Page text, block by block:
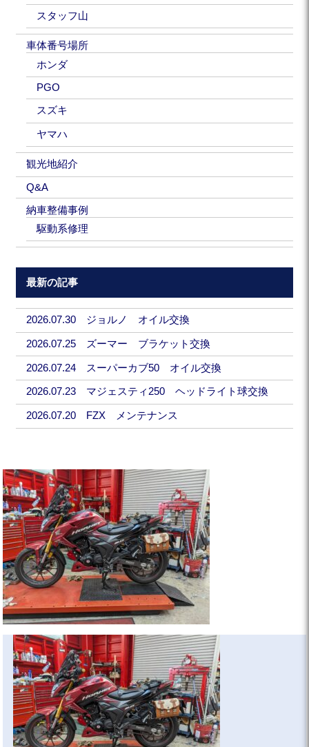
スタッフ山
車体番号場所
ホンダ
PGO
スズキ
ヤマハ
観光地紹介
Q&A
納車整備事例
駆動系修理
最新の記事
2026.07.30 ジョルノ オイル交換
2026.07.25 ズーマー ブラケット交換
2026.07.24 スーパーカブ50 オイル交換
2026.07.23 マジェスティ250 ヘッドライト球交換
2026.07.20 FZX メンテナンス